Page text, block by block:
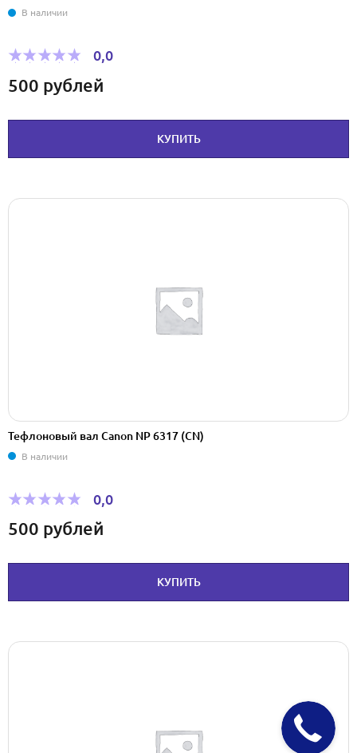
В наличии
0,0
500 рублей
КУПИТЬ
Тефлоновый вал Canon NP 6317 (CN)
В наличии
0,0
500 рублей
КУПИТЬ